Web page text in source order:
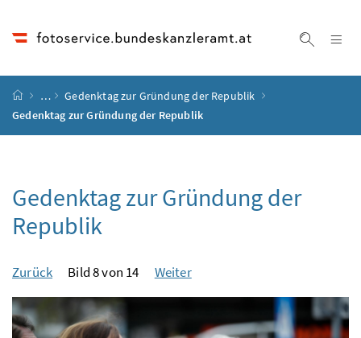
Startseite
…
Gedenktag zur Gründung der Republik
Gedenktag zur Gründung der Republik
Gedenktag zur Gründung der
Republik
Zurück Bild 8 von 14 Weiter